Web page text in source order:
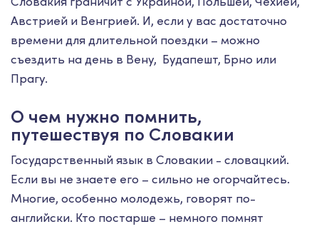
Австрией и Венгрией. И, если у вас достаточно
времени для длительной поездки – можно
съездить на день в Вену, Будапешт, Брно или
Прагу.
О чем нужно помнить,
путешествуя по Словакии
Государственный язык в Словакии - словацкий.
Если вы не знаете его – сильно не огорчайтесь.
Многие, особенно молодежь, говорят по-
английски. Кто постарше – немного помнят